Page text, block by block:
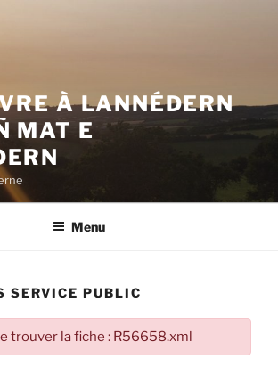
À LANNÉDERN
MAT E
Menu
SERVICE PUBLIC
trouver la fiche : R56658.xml